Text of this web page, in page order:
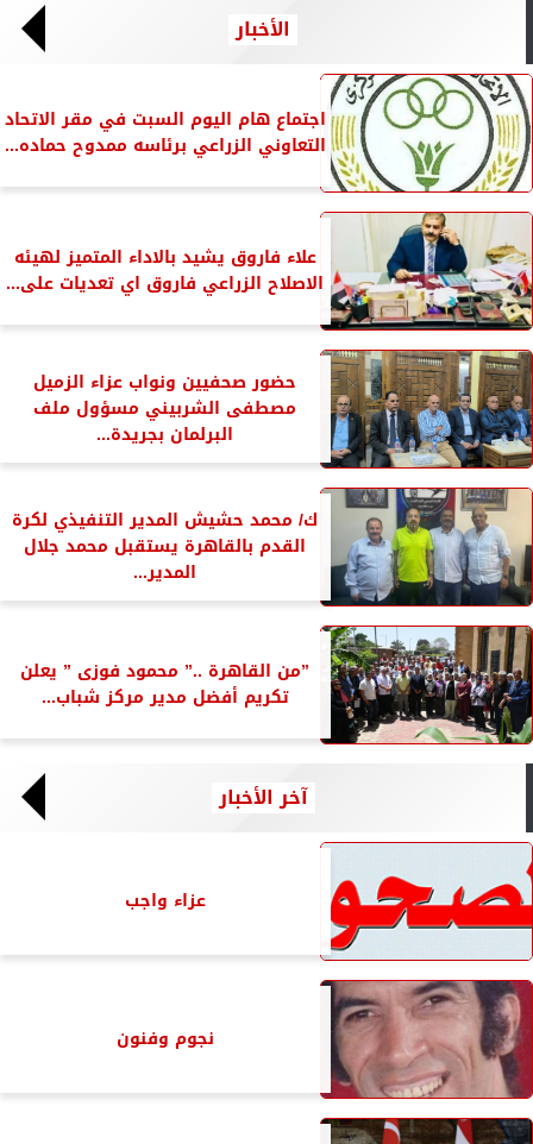
الأخبار
اجتماع هام اليوم السبت في مقر الاتحاد
التعاوني الزراعي برئاسه ممدوح حماده...
علاء فاروق يشيد بالاداء المتميز لهيئه
الاصلاح الزراعي فاروق اي تعديات على...
حضور صحفيين ونواب عزاء الزميل
مصطفى الشربيني مسؤول ملف
البرلمان بجريدة...
ك/ محمد حشيش المدير التنفيذي لكرة
القدم بالقاهرة يستقبل محمد جلال
المدير...
”من القاهرة ..” محمود فوزى ” يعلن
تكريم أفضل مدير مركز شباب...
آخر الأخبار
عزاء واجب
نجوم وفنون